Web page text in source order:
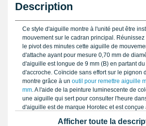
Description
Ce style d'aiguille montre à l'unité peut être
mouvement sur le cadran principal.
le pivot des minutes cette aiguille de
d'attache ayant pour mesure 0,70 mm de
d'aiguille est longue de 9 mm (B) en partant
d'accroche. Coïncide sans effort sur le pignon
montre grâce à un outil pour remettre aiguille
mm. A l'aide de la peinture luminescente de
une aiguille qui sert pour consulter l'heure
d'aiguille est de marque Horotec et est conçue
Afficher toute la